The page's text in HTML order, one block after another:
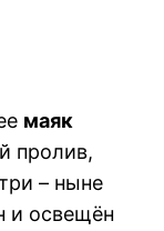
маяк
пролив,
– ныне
и освещён